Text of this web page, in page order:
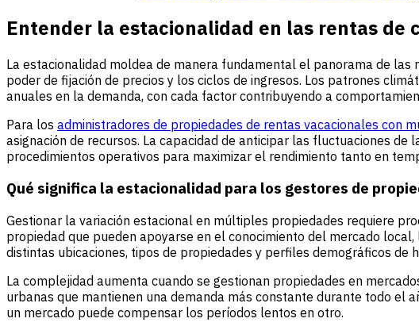
Entender la estacionalidad en las rentas de
La estacionalidad moldea de manera fundamental el panorama de
poder de fijación de precios y los ciclos de ingresos. Los patrones
anuales en la demanda, con cada factor contribuyendo a
Para los administradores de propiedades de rentas vacacionales con
asignación de recursos. La capacidad de anticipar las fluctuaciones
procedimientos operativos para maximizar el rendimiento tanto en
Qué significa la estacionalidad para los gestores de
Gestionar la variación estacional en múltiples propiedades requiere
propiedad que pueden apoyarse en el conocimiento del mercado
distintas ubicaciones, tipos de propiedades y perfiles demográficos de
La complejidad aumenta cuando se gestionan propiedades en
urbanas que mantienen una demanda más constante durante todo el
un mercado puede compensar los períodos lentos en otro.